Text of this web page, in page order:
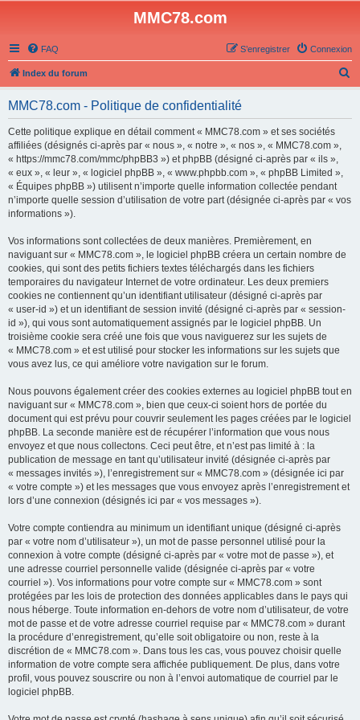
MMC78.com
FAQ Connexion
S’enregistrer
Index du forum
MMC78.com - Politique de confidentialité
Cette politique explique en détail comment « MMC78.com » et ses sociétés
affiliées (désignés ci-après par « nous », « notre », « nos », « MMC78.com »,
« https://mmc78.com/mmc/phpBB3 ») et phpBB (désigné ci-après par « ils »,
« eux », « leur », « logiciel phpBB », « www.phpbb.com », « phpBB Limited »,
« Équipes phpBB ») utilisent n’importe quelle information collectée pendant
n’importe quelle session d’utilisation de votre part (désignée ci-après par « vos
informations »).
Vos informations sont collectées de deux manières. Premièrement, en
naviguant sur « MMC78.com », le logiciel phpBB créera un certain nombre de
cookies, qui sont des petits fichiers textes téléchargés dans les fichiers
temporaires du navigateur Internet de votre ordinateur. Les deux premiers
cookies ne contiennent qu’un identifiant utilisateur (désigné ci-après par
« user-id ») et un identifiant de session invité (désigné ci-après par « session-
id »), qui vous sont automatiquement assignés par le logiciel phpBB. Un
troisième cookie sera créé une fois que vous naviguerez sur les sujets de
« MMC78.com » et est utilisé pour stocker les informations sur les sujets que
vous avez lus, ce qui améliore votre navigation sur le forum.
Nous pouvons également créer des cookies externes au logiciel phpBB tout en
naviguant sur « MMC78.com », bien que ceux-ci soient hors de portée du
document qui est prévu pour couvrir seulement les pages créées par le logiciel
phpBB. La seconde manière est de récupérer l’information que vous nous
envoyez et que nous collectons. Ceci peut être, et n’est pas limité à : la
publication de message en tant qu’utilisateur invité (désignée ci-après par
« messages invités »), l’enregistrement sur « MMC78.com » (désignée ici par
« votre compte ») et les messages que vous envoyez après l’enregistrement et
lors d’une connexion (désignés ici par « vos messages »).
Votre compte contiendra au minimum un identifiant unique (désigné ci-après
par « votre nom d’utilisateur »), un mot de passe personnel utilisé pour la
connexion à votre compte (désigné ci-après par « votre mot de passe »), et
une adresse courriel personnelle valide (désignée ci-après par « votre
courriel »). Vos informations pour votre compte sur « MMC78.com » sont
protégées par les lois de protection des données applicables dans le pays qui
nous héberge. Toute information en-dehors de votre nom d’utilisateur, de votre
mot de passe et de votre adresse courriel requise par « MMC78.com » durant
la procédure d’enregistrement, qu’elle soit obligatoire ou non, reste à la
discrétion de « MMC78.com ». Dans tous les cas, vous pouvez choisir quelle
information de votre compte sera affichée publiquement. De plus, dans votre
profil, vous pouvez souscrire ou non à l’envoi automatique de courriel par le
logiciel phpBB.